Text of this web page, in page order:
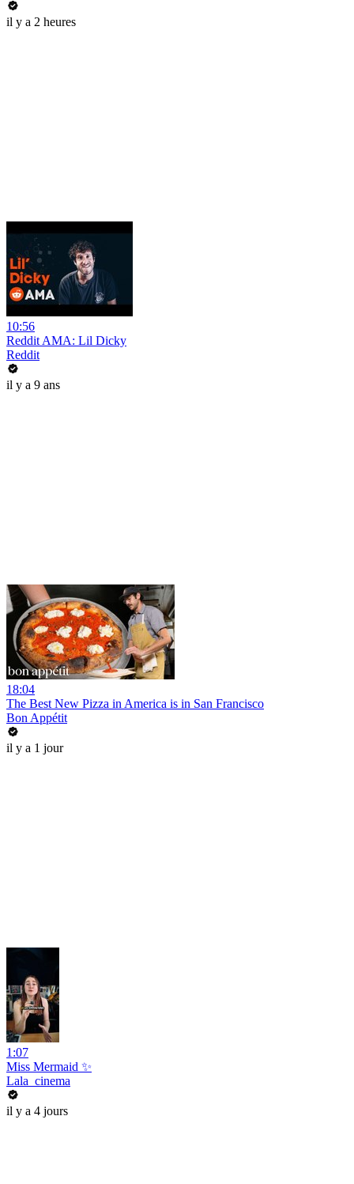
il y a 2 heures
10:56
Reddit AMA: Lil Dicky
Reddit
il y a 9 ans
18:04
The Best New Pizza in America is in San Francisco
Bon Appétit
il y a 1 jour
1:07
Miss Mermaid ✨
Lala_cinema
il y a 4 jours